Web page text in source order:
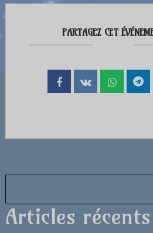
PARTAGEZ CET
Articles récents